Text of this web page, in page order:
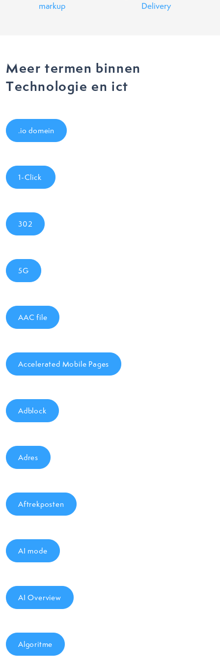
markup
Delivery
Meer termen binnen
Technologie en ict
.io domein
1-Click
302
5G
AAC file
Accelerated Mobile Pages
Adblock
Adres
Aftrekposten
AI mode
AI Overview
Algoritme